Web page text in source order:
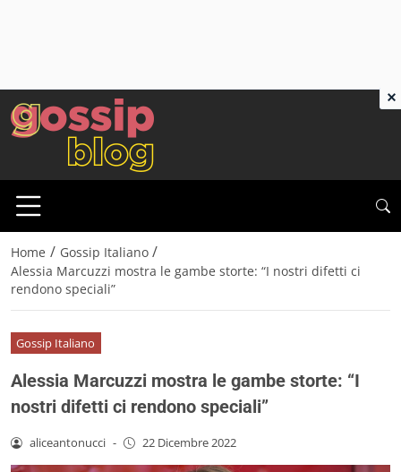
Home / Gossip Italiano /
Alessia Marcuzzi mostra le gambe storte: “I nostri difetti ci
rendono speciali”
Gossip Italiano
Alessia Marcuzzi mostra le gambe storte: “I
nostri difetti ci rendono speciali”
aliceantonucci - 22 Dicembre 2022
×